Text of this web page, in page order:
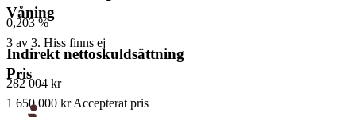
Våning
3 av 3. Hiss finns ej
Pris
1 650 000 kr Accepterat pris
0,203 %
Indirekt nettoskuldsättning
282 004 kr